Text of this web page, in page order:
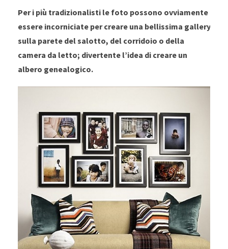
Per i più tradizionalisti le foto possono ovviamente
essere incorniciate per creare una bellissima gallery
sulla parete del salotto, del corridoio o della
camera da letto; divertente l’idea di creare un
albero genealogico.